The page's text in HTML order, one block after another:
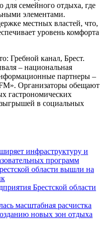
для семейного отдыха, где
элементами.
местных властей, что,
уровень комфорта
Гребной канал, Брест.
– национальная
партнеры –
Организаторы обещают
гастрономических
в социальных
инфраструктуру и
программ
области вышли на
Брестской области
масштабная расчистка
новых зон отдыха